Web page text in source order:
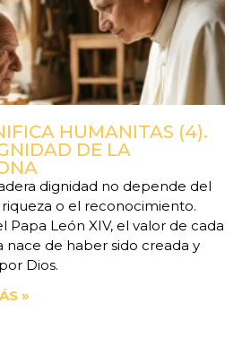
HUMANITAS (4).
DE LA
dignidad no depende del
riqueza o el reconocimiento.
Papa León XIV, el valor de cada
nace de haber sido creada y
Dios.
»